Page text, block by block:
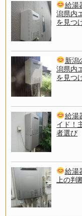
給湯
潟県内
を見つ
新潟
潟県内
を見つ
給湯
イド！
者選び
給湯
上の判